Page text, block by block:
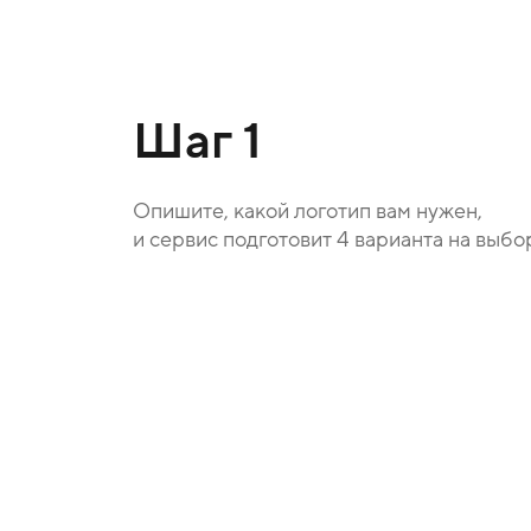
Шаг 1
Опишите, какой логотип вам нужен,
и сервис подготовит 4 варианта на